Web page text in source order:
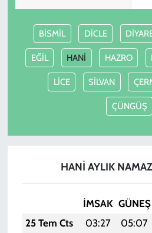
BİSMİL DİCLE
EĞİL HANİ HAZRO
LİCE SİLVAN
ÇÜNGÜŞ
HANİ AYLIK
İMSAK GÜNEŞ
25 Tem Cts
03:27 05:07